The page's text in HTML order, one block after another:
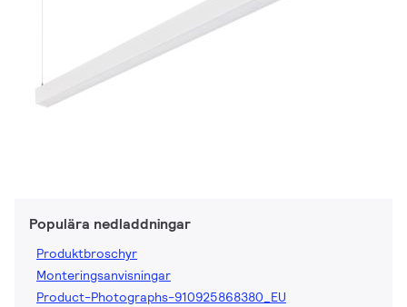
Populära nedladdningar
Produktbroschyr
Monteringsanvisningar
Product-Photographs-910925868380_EU